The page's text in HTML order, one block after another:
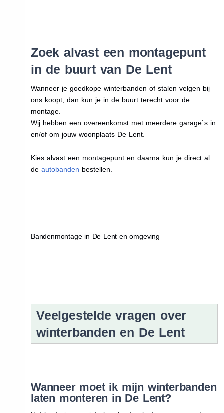
Zoek alvast een montagepunt
in de buurt van De Lent
Wanneer je goedkope winterbanden of stalen velgen bij
ons koopt, dan kun je in de buurt terecht voor de
montage.
Wij hebben een overeenkomst met meerdere garage`s in
en/of om jouw woonplaats De Lent.
Kies alvast een montagepunt en daarna kun je direct al
de autobanden bestellen.
Bandenmontage in De Lent en omgeving
Veelgestelde vragen over
winterbanden en De Lent
Wanneer moet ik mijn winterbanden
laten monteren in De Lent?